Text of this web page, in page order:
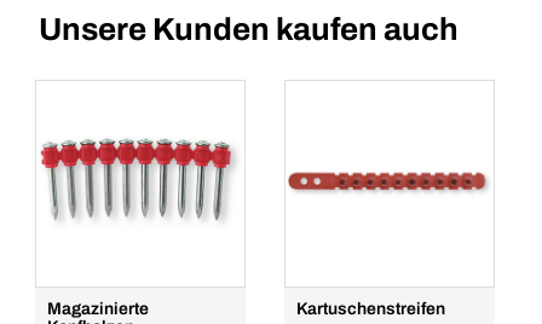
Unsere Kunden kaufen auch
Magazinierte
Kartuschenstreifen